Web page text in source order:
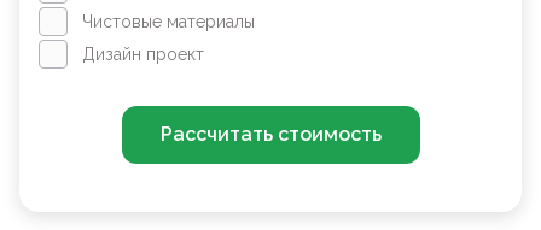
Чистовые материалы
Дизайн проект
Рассчитать стоимость